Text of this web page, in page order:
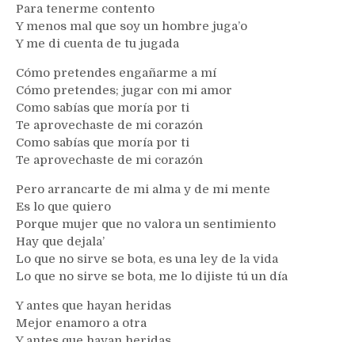
Para tenerme contento
Y menos mal que soy un hombre juga’o
Y me di cuenta de tu jugada
Cómo pretendes engañarme a mí
Cómo pretendes; jugar con mi amor
Como sabías que moría por ti
Te aprovechaste de mi corazón
Como sabías que moría por ti
Te aprovechaste de mi corazón
Pero arrancarte de mi alma y de mi mente
Es lo que quiero
Porque mujer que no valora un sentimiento
Hay que dejala’
Lo que no sirve se bota, es una ley de la vida
Lo que no sirve se bota, me lo dijiste tú un día
Y antes que hayan heridas
Mejor enamoro a otra